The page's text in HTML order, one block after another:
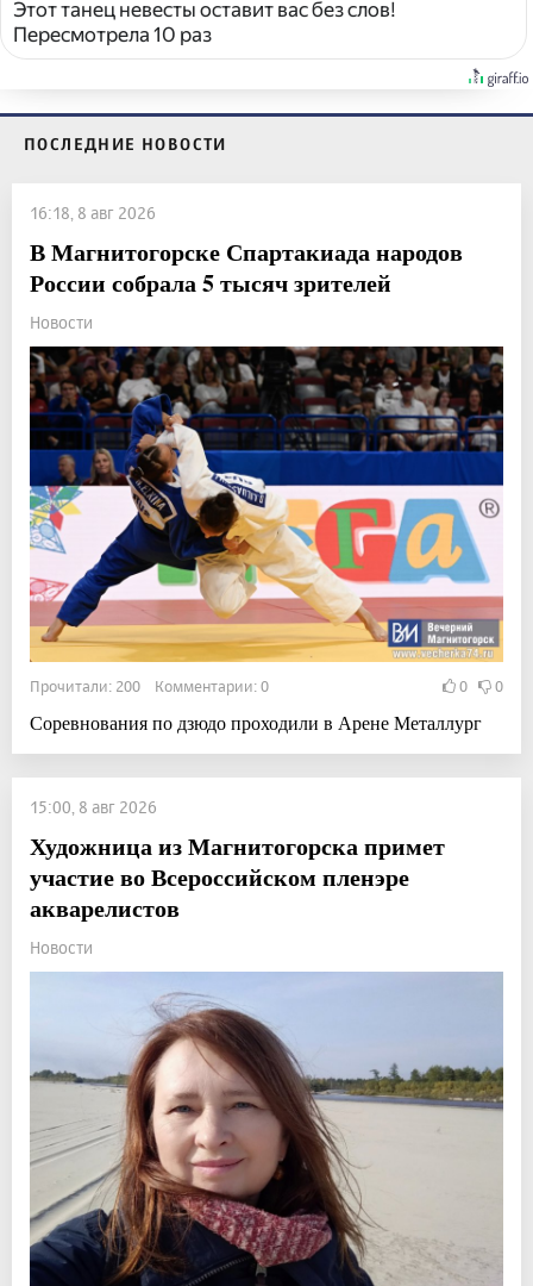
Этот танец невесты оставит вас без слов!
Пересмотрела 10 раз
ПОСЛЕДНИЕ НОВОСТИ
16:18, 8 авг 2026
В Магнитогорске Спартакиада народов
России собрала 5 тысяч зрителей
Новости
Прочитали: 200 Комментарии: 0 0 0
Соревнования по дзюдо проходили в Арене Металлург
15:00, 8 авг 2026
Художница из Магнитогорска примет
участие во Всероссийском пленэре
акварелистов
Новости